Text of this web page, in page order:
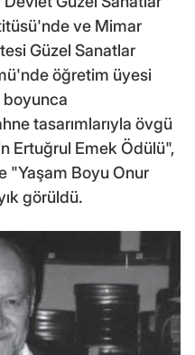
ve Mimar
Güzel Sanatlar
öğretim üyesi
boyunca
tasarımlarıyla övgü
Ertuğrul Emek Ödülü",
"Yaşam Boyu Onur
görüldü.